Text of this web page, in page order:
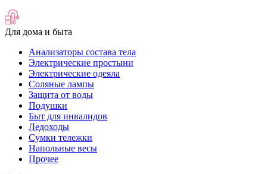
Для дома и быта
Анализаторы состава тела
Электрические простыни
Электрические одеяла
Соляные лампы
Защита от воды
Подушки
Быт для инвалидов
Ледоходы
Сумки тележки
Напольные весы
Прочее